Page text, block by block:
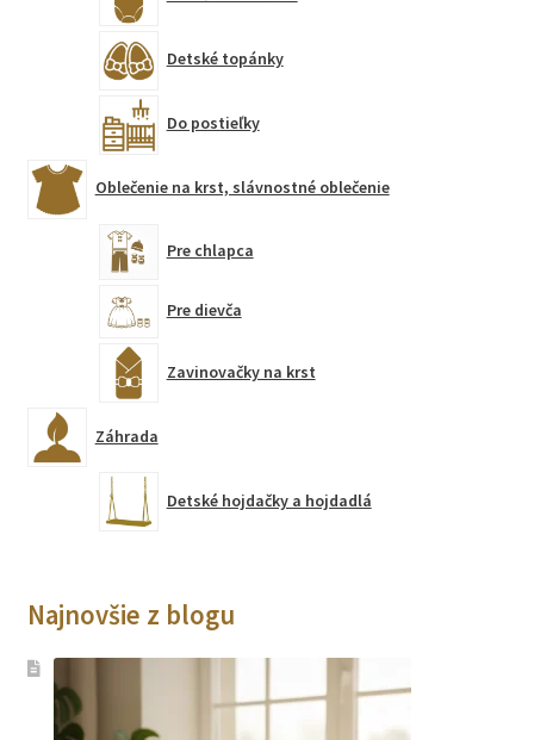
Detské topánky
Do postieľky
Oblečenie na krst, slávnostné oblečenie
Pre chlapca
Pre dievča
Zavinovačky na krst
Záhrada
Detské hojdačky a hojdadlá
Najnovšie z blogu